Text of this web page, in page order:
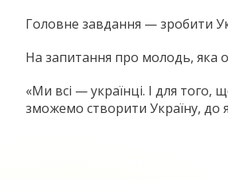
Головне завдання — зробити
На запитання про молодь, яка
«Ми всі — українці. І для
зможемо створити Україну, до